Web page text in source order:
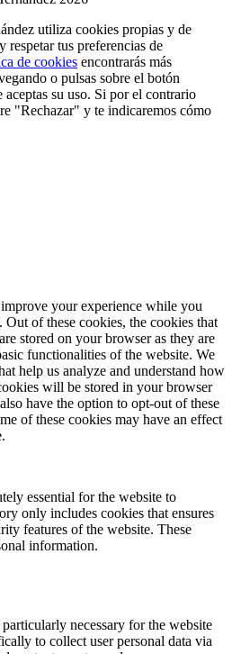
utiliza cookies propias y de
respetar tus preferencias de
de cookies encontrarás más
o pulsas sobre el botón
su uso. Si por el contrario
"Rechazar" y te indicaremos cómo
your experience while you
of these cookies, the cookies that
stored on your browser as they are
functionalities of the website. We
help us analyze and understand how
will be stored in your browser
have the option to opt-out of these
of these cookies may have an effect
essential for the website to
only includes cookies that ensures
features of the website. These
information.
necessary for the website
to collect user personal data via